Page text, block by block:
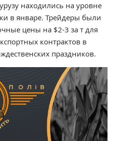
находились на уровне
в январе. Трейдеры были
цены на $2-3 за т для
контрактов в
праздников.